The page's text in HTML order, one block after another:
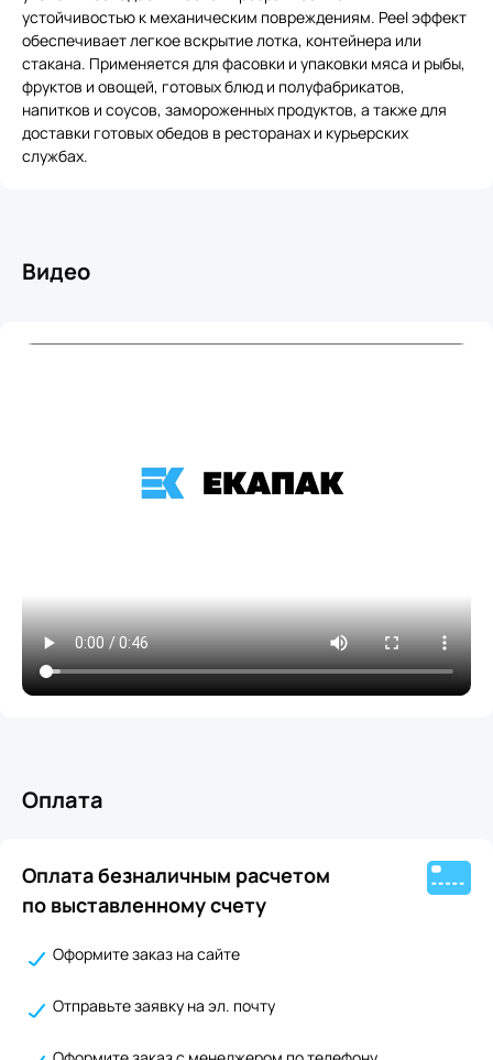
устойчивостью к механическим повреждениям. Peel эффект
обеспечивает легкое вскрытие лотка, контейнера или
стакана. Применяется для фасовки и упаковки мяса и рыбы,
фруктов и овощей, готовых блюд и полуфабрикатов,
напитков и соусов, замороженных продуктов, а также для
доставки готовых обедов в ресторанах и курьерских
службах.
Видео
Оплата
Оплата безналичным расчетом
по выставленному счету
Оформите заказ на сайте
Отправьте заявку на эл. почту